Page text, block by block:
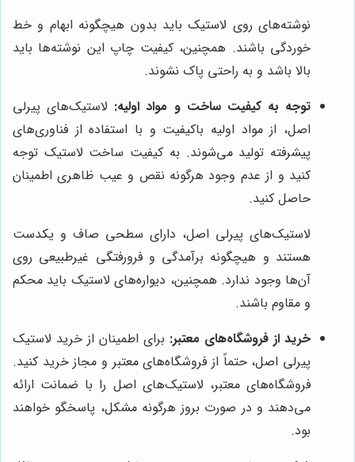
نوشته‌های روی لاستیک باید بدون هیچگونه ابهام و خط
خوردگی باشند. همچنین، کیفیت چاپ این نوشته‌ها باید
بالا باشد و به راحتی پاک نشوند.
توجه به کیفیت ساخت و مواد اولیه: لاستیک‌های پیرلی
اصل، از مواد اولیه باکیفیت و با استفاده از فناوری‌های
پیشرفته تولید می‌شوند. به کیفیت ساخت لاستیک توجه
کنید و از عدم وجود هرگونه نقص و عیب ظاهری اطمینان
حاصل کنید.
لاستیک‌های پیرلی اصل، دارای سطحی صاف و یکدست
هستند و هیچگونه برآمدگی و فرورفتگی غیرطبیعی روی
آن‌ها وجود ندارد. همچنین، دیواره‌های لاستیک باید محکم
و مقاوم باشند.
خرید از فروشگاه‌های معتبر: برای اطمینان از خرید لاستیک
پیرلی اصل، حتماً از فروشگاه‌های معتبر و مجاز خرید کنید.
فروشگاه‌های معتبر، لاستیک‌های اصل را با ضمانت ارائه
می‌دهند و در صورت بروز هرگونه مشکل، پاسخگو خواهند
بود.